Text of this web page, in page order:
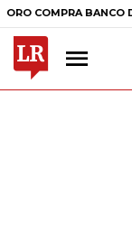
BANCO DE LA